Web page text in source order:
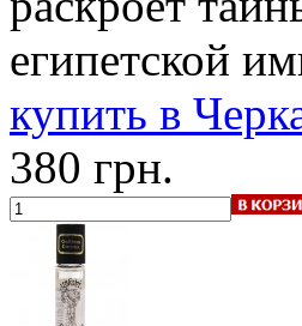
египетской
купить в
380 грн.